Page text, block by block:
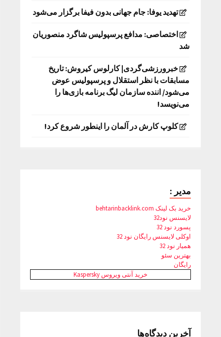
تهدید یوفا: جام جهانی بدون فیفا برگزار می‌شود
اختصاصی: مدافع پرسپولیس شاگرد منصوریان
شد
خبرورزشی‌گردی| کارلوس کیروش: تاریخ
مسابقات با نظر استقلال و پرسپولیس عوض
می‌شود/ اننده سازمان لیگ برنامه بازی‌ها را
می‌نویسد!
کلوپ کارش در آلمان را اینطور شروع کرد!
مدیر :
خرید بک لینک behtarinbacklink.com
لایسنس نود32
پسورد نود 32
اوکلی لایسنس رایگان نود 32
همیار نود 32
بهترین سئو
رایگان
خرید آنتی ویروس Kaspersky
آخرین دیدگاه‌ها